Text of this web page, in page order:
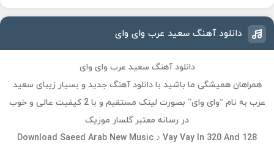
دانلود آهنگ سعید عرب وای وای
دانلود آهنگ سعید عرب وای وای
همراهان همیشگی ما باشید با دانلود آهنگ جدید و بسیار زیبای سعید
عرب به نام “وای وای” بصورت لینک مستقیم و با 2 کیفیت عالی و خوب
در رسانه معتبر گلسار موزیک
Download Saeed Arab New Music ♪ Vay Vay In 320 And 128